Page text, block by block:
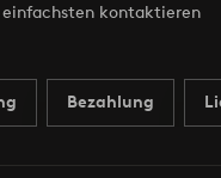
einfachsten kontaktieren
Bezahlung